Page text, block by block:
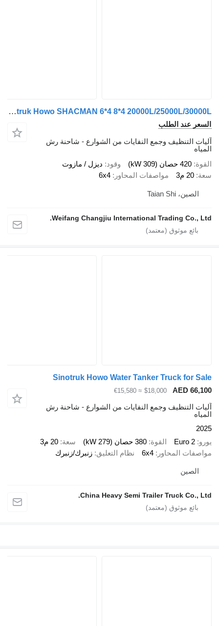
Sinotruk Howo SHACMAN 6*4 8*4 20000L/25000L/30000L
السعر عند الطلب
آليات التنظيف وجمع النفايات من الشوارع - شاحنة رش
المياه
القوة 420 حصان (309 kW) وقود ديزل / مازوت
سعة 20 م3 مواصفات المحاور 6x4
الصين، Taian Shi
Weifang Changjiu International Trading Co., Ltd.
Sinotruk Howo Water Tanker Truck for Sale
AED 66,100
$18,000
≈ €15,580
آليات التنظيف وجمع النفايات من الشوارع - شاحنة رش
المياه
2025
يورو Euro 2 القوة 380 حصان (279 kW) سعة 20 م3
مواصفات المحاور
6x4 نظام التعليق زنبرك/زنبرك
الصين
China Heavy Semi Trailer Truck Co., Ltd.